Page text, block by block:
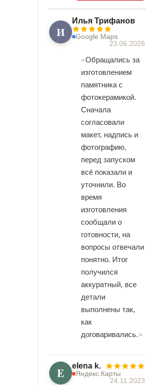
И
Илья Трифанов
Google Maps
23.06.2026
Обращались за
изготовлением
памятника с
фотокерамикой.
Сначала
согласовали
макет, надпись и
фотографию,
перед запуском
всё показали и
уточнили. Во
время
изготовления
сообщали о
готовности, на
вопросы отвечали
понятно. Итог
получился
аккуратный, все
детали
выполнены так,
как
договаривались.
E elena k.
Яндекс.Карты
24.11.2023